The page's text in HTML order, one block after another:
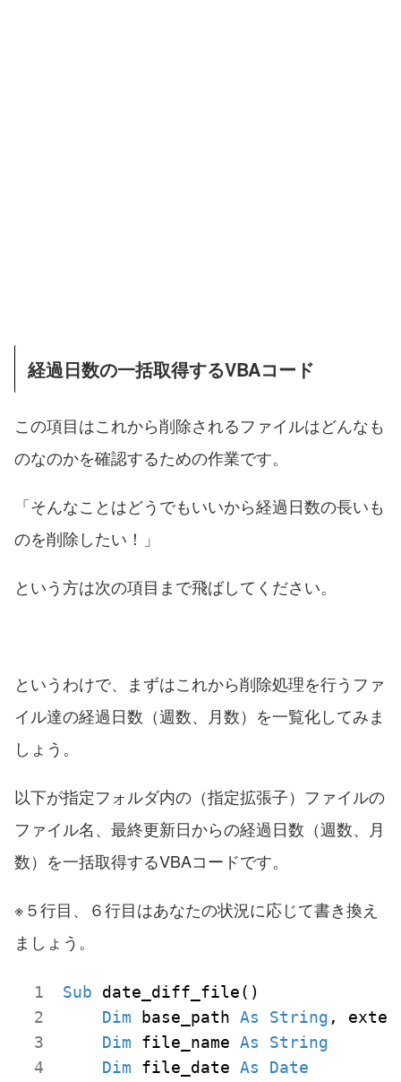
経過日数の一括取得するVBAコード
この項目はこれから削除されるファイルはどんなも
のなのかを確認するための作業です。
「そんなことはどうでもいいから経過日数の長いも
のを削除したい！」
という方は次の項目まで飛ばしてください。
というわけで、まずはこれから削除処理を行うファ
イル達の経過日数（週数、月数）を一覧化してみま
しょう。
以下が指定フォルダ内の（指定拡張子）ファイルの
ファイル名、最終更新日からの経過日数（週数、月
数）を一括取得するVBAコードです。
※５行目、６行目はあなたの状況に応じて書き換え
ましょう。
Sub date_diff_file()
Dim base_path As String ,
Dim file_name As
String
Dim file_date As
Date